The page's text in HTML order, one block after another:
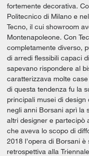
fortemente decorativa.
Politecnico di Milano e
Tecno, il cui showroom
Montenapoleone. Con
completamente diverso,
di arredi flessibili capaci
sapevano rispondere al
caratterizzava molte
di questa tendenza fu la
principali musei di
negli anni Borsani aprì la
altri designer e partecipò
che aveva lo scopo di
2018 l’opera di Borsani
retrospettiva alla